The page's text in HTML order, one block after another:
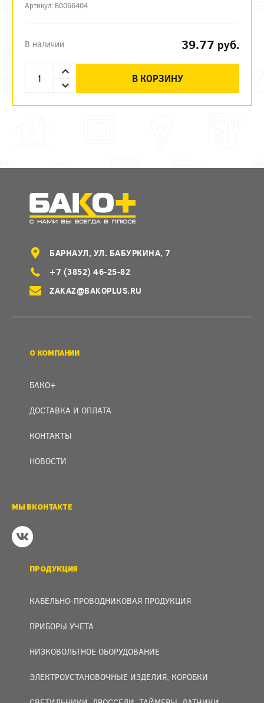
Артикул: Б0066404
В наличии 39.77 руб.
В КОРЗИНУ
БАРНАУЛ, УЛ. БАБУРКИНА, 7
+7 (3852) 46-25-82
ZAKAZ@BAKOPLUS.RU
О КОМПАНИИ
БАКО+
ДОСТАВКА И ОПЛАТА
КОНТАКТЫ
НОВОСТИ
МЫ ВКОНТАКТЕ
ПРОДУКЦИЯ
КАБЕЛЬНО-ПРОВОДНИКОВАЯ ПРОДУКЦИЯ
ПРИБОРЫ УЧЕТА
НИЗКОВОЛЬТНОЕ ОБОРУДОВАНИЕ
ЭЛЕКТРОУСТАНОВОЧНЫЕ ИЗДЕЛИЯ, КОРОБКИ